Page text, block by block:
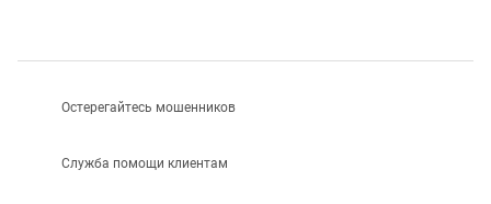
Остерегайтесь мошенников
Служба помощи клиентам